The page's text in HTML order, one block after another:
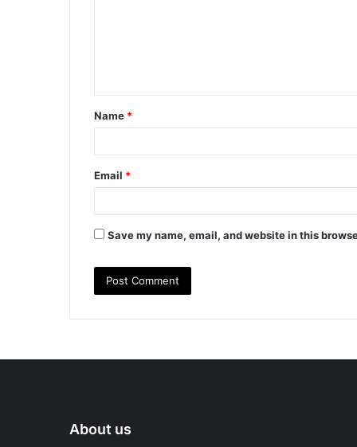
t
*
Name *
Email *
Save my name, email, and website in this
About us